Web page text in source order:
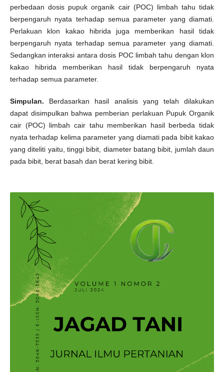
perbedaan dosis pupuk organik cair (POC) limbah tahu tidak
berpengaruh nyata terhadap semua parameter yang diamati.
Perlakuan klon kakao hibrida juga memberikan hasil tidak
berpengaruh nyata terhadap semua parameter yang diamati.
Sedangkan interaksi antara dosis POC limbah tahu dengan klon
kakao hibrida memberikan hasil tidak berpengaruh nyata
terhadap semua parameter.
Simpulan. Berdasarkan hasil analisis yang telah dilakukan
dapat disimpulkan bahwa pemberian perlakuan Pupuk Organik
cair (POC) limbah cair tahu memberikan hasil berbeda tidak
nyata terhadap kelima parameter yang diamati pada bibit kakao
yang diteliti yaitu, tinggi bibit, diameter batang bibit, jumlah daun
pada bibit, berat basah dan berat kering bibit.